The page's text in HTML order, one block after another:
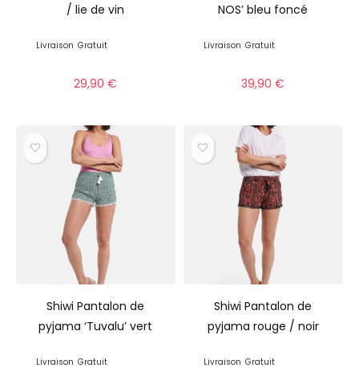
/ lie de vin
Livraison Gratuit
29,90€
NOS’ bleu foncé
Livraison Gratuit
39,90€
Shiwi Pantalon de
pyjama ‘Tuvalu’ vert
Livraison Gratuit
Shiwi Pantalon de
pyjama rouge / noir
Livraison Gratuit